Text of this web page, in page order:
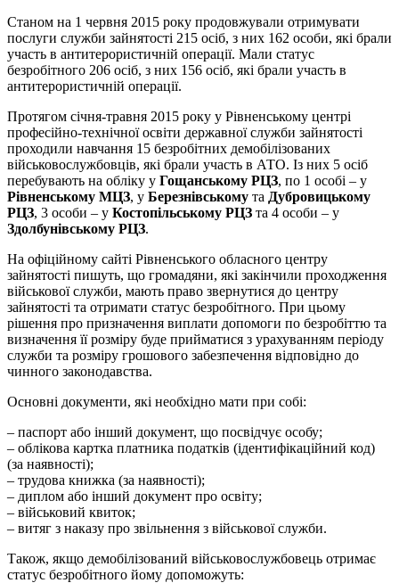
Станом на 1 червня 2015 року продовжували отримувати
послуги служби зайнятості 215 осіб, з них 162 особи, які брали
участь в антитерористичній операції. Мали статус
безробітного 206 осіб, з них 156 осіб, які брали участь в
антитерористичній операції.
Протягом січня-травня 2015 року у Рівненському центрі
професійно-технічної освіти державної служби зайнятості
проходили навчання 15 безробітних демобілізованих
військовослужбовців, які брали участь в АТО. Із них 5 осіб
перебувають на обліку у Гощанському РЦЗ, по 1 особі – у
Рівненському МЦЗ, у Березнівському та Дубровицькому
РЦЗ, 3 особи – у Костопільському РЦЗ та 4 особи – у
Здолбунівському РЦЗ.
На офіційному сайті Рівненського обласного центру
зайнятості пишуть, що громадяни, які закінчили проходження
військової служби, мають право звернутися до центру
зайнятості та отримати статус безробітного. При цьому
рішення про призначення виплати допомоги по безробіттю та
визначення її розміру буде прийматися з урахуванням періоду
служби та розміру грошового забезпечення відповідно до
чинного законодавства.
Основні документи, які необхідно мати при собі:
– паспорт або інший документ, що посвідчує особу;
– облікова картка платника податків (ідентифікаційний код)
(за наявності);
– трудова книжка (за наявності);
– диплом або інший документ про освіту;
– військовий квиток;
– витяг з наказу про звільнення з військової служби.
Також, якщо демобілізований військовослужбовець отримає
статус безробітного йому допоможуть: